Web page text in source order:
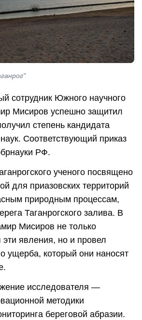
сотрудник Южного научного
Мисиров успешно защитил
степень кандидата
Соответствующий приказ
РФ.
ученого посвящено
для приазовских территорий
природным процессам,
Таганрогского залива. В
Мисиров не только
эти явления, но и провел
ущерба, который они наносят
исследователя —
методики
береговой абразии.